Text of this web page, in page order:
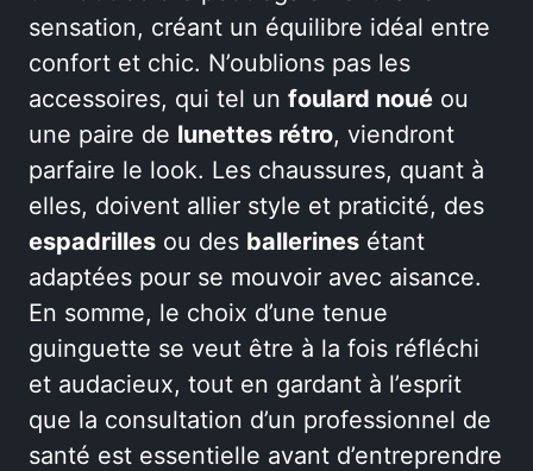
sensation, créant un équilibre idéal entre
confort et chic. N’oublions pas les
accessoires, qui tel un foulard noué ou
une paire de lunettes rétro, viendront
parfaire le look. Les chaussures, quant à
elles, doivent allier style et praticité, des
espadrilles ou des ballerines étant
adaptées pour se mouvoir avec aisance.
En somme, le choix d’une tenue
guinguette se veut être à la fois réfléchi
et audacieux, tout en gardant à l’esprit
que la consultation d’un professionnel de
santé est essentielle avant d’entreprendre